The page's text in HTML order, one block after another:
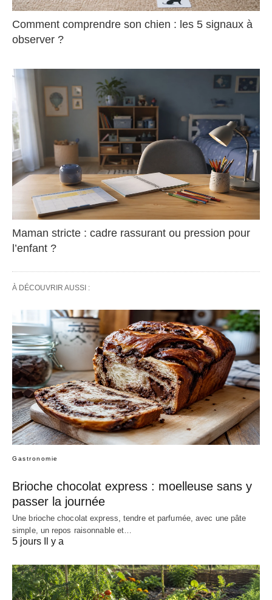
Comment comprendre son chien : les 5 signaux à
observer ?
Maman stricte : cadre rassurant ou pression pour
l’enfant ?
À DÉCOUVRIR AUSSI :
Gastronomie
Brioche chocolat express : moelleuse sans y
passer la journée
Une brioche chocolat express, tendre et parfumée, avec une pâte
simple, un repos raisonnable et…
5 jours Il y a